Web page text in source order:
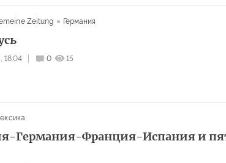
Zeitung Германия
18:04 0 15
Германия-Франция-Испания и